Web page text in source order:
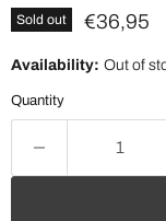
Sold out Current
€36,95
Availability: Out of
Quantity